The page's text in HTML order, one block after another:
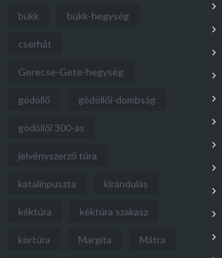
bükk bükk-hegység
cserhát
Gerecse-Gete-hegység
gödöllő gödöllői-dombság
gödöllői 300-as
jelvényszerző túra
katalinpuszta kirándulás
kéktúra kéktúra szakasz
körtúra Margita Mátra